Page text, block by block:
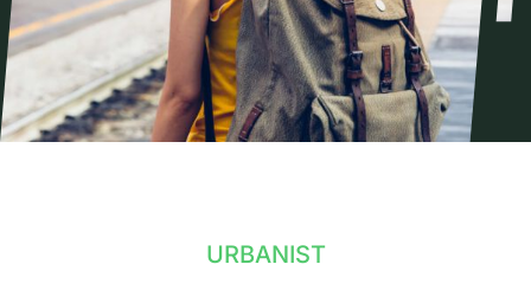
URBANIST